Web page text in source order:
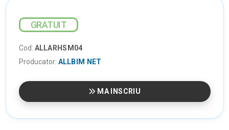
GRATUIT
Cod: ALLARHSM04
Producator: ALLBIM NET
MA INSCRIU